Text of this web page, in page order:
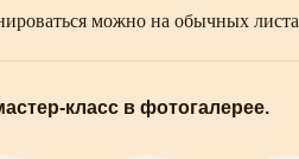
можно на обычных
класс в фотогалерее.